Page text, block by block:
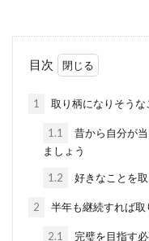
目次
1 取り柄になりそう
1.1
昔から自分が
ましょう
1.2 好きなことを
2 半年も継続すれば
2.1
完璧を目指す